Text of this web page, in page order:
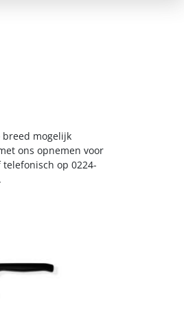
breed mogelijk
ons opnemen voor
telefonisch op 0224-